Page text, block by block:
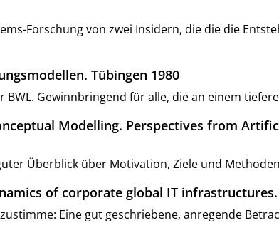
Forschung von zwei Insidern, die die die
Tübingen 1980
Gewinnbringend für alle, die an einem
Modelling. Perspectives from
Überblick über Motivation, Ziele und
of corporate global IT
Eine gut geschriebene, anregende